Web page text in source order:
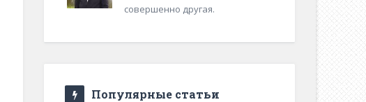
совершенно другая.
Популярные статьи